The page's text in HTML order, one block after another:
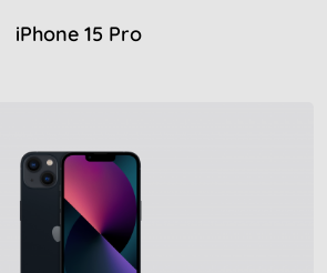
iPhone 15 Pro